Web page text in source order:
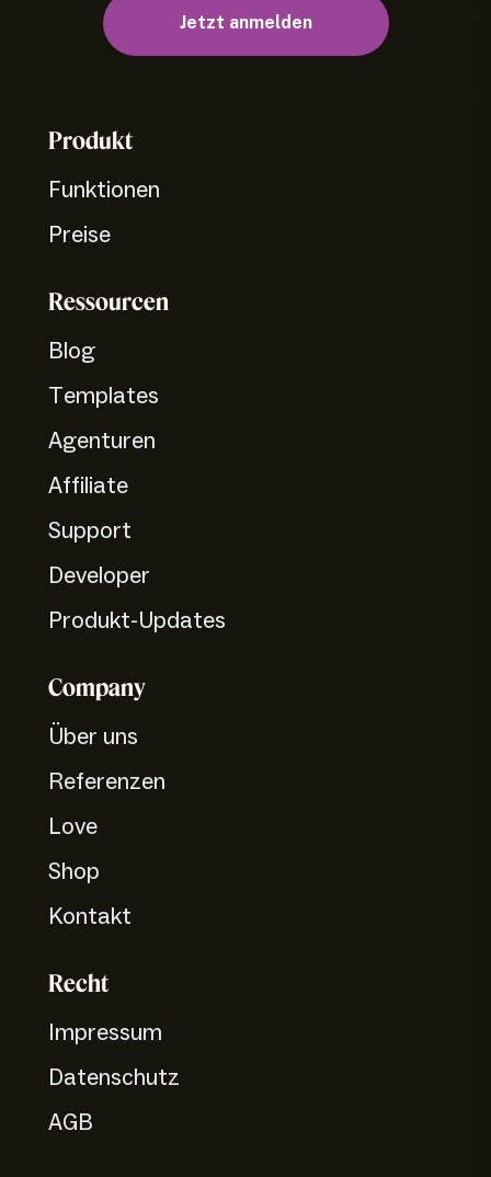
Jetzt anmelden
Produkt
Funktionen
Preise
Ressourcen
Blog
Templates
Agenturen
Affiliate
Support
Developer
Produkt-Updates
Company
Über uns
Referenzen
Love
Shop
Kontakt
Recht
Impressum
Datenschutz
AGB